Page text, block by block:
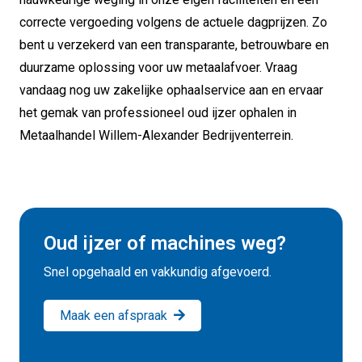
correcte vergoeding volgens de actuele dagprijzen. Zo
bent u verzekerd van een transparante, betrouwbare en
duurzame oplossing voor uw metaalafvoer. Vraag
vandaag nog uw zakelijke ophaalservice aan en ervaar
het gemak van professioneel oud ijzer ophalen in
Metaalhandel Willem-Alexander Bedrijventerrein.
Oud ijzer of machines weg?
Snel opgehaald en vakkundig afgevoerd.
Maak een afspraak